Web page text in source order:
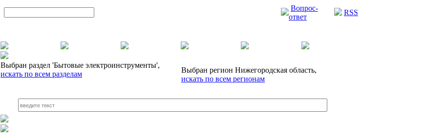
Вопрос-
ответ
RSS
Выбран раздел 'Бытовые электроинструменты',
искать по всем разделам
Выбран регион Нижегородская область,
искать по всем регионам